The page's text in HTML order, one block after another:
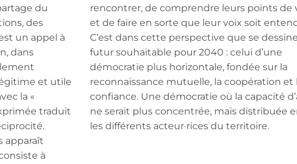
du
des
un appel à
dans
et utile
la «
traduit
apparaît
à
rencontrer, de comprendre leurs points de
et de faire en sorte que leur voix soit
C’est dans cette perspective que se
futur souhaitable pour 2040 : celui d’une
démocratie plus horizontale, fondée sur la
reconnaissance mutuelle, la coopération et
confiance. Une démocratie où la capacité
ne serait plus concentrée, mais distribuée
les différents acteur·rices du territoire.